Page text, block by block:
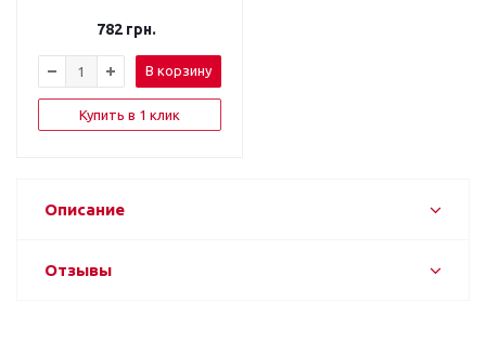
782грн.
В корзину
Купить в 1 клик
Описание
Отзывы